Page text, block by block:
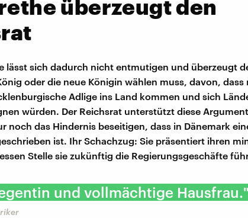
überzeugt den
lässt sich dadurch nicht entmutigen und überzeugt
oder die neue Königin wählen muss, davon,
Adlige ins Land kommen und sich
würden. Der Reichsrat unterstützt diese
noch das Hindernis beseitigen, dass in Dänemark
ist. Ihr Schachzug: Sie präsentiert ihren
Stelle sie zukünftig die Regierungsgeschäfte
und vollmächtige Hausfrau."